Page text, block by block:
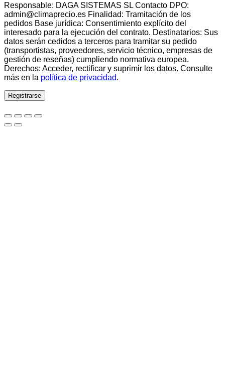
Responsable: DAGA SISTEMAS SL Contacto DPO:
admin@climaprecio.es Finalidad: Tramitación de los
pedidos Base jurídica: Consentimiento explícito del
interesado para la ejecución del contrato. Destinatarios: Sus
datos serán cedidos a terceros para tramitar su pedido
(transportistas, proveedores, servicio técnico, empresas de
gestión de reseñas) cumpliendo normativa europea.
Derechos: Acceder, rectificar y suprimir los datos. Consulte
más en la política de privacidad.
Registrarse